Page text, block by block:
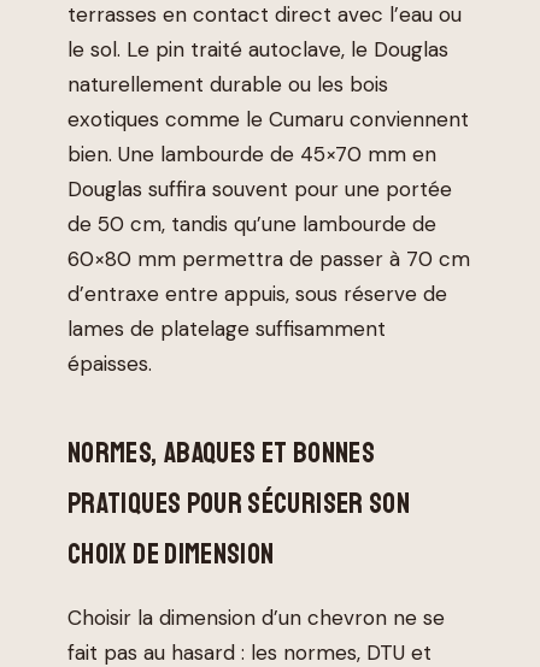
terrasses en contact direct avec l’eau ou
le sol. Le pin traité autoclave, le Douglas
naturellement durable ou les bois
exotiques comme le Cumaru conviennent
bien. Une lambourde de 45×70 mm en
Douglas suffira souvent pour une portée
de 50 cm, tandis qu’une lambourde de
60×80 mm permettra de passer à 70 cm
d’entraxe entre appuis, sous réserve de
lames de platelage suffisamment
épaisses.
NORMES, ABAQUES ET BONNES
PRATIQUES POUR SÉCURISER SON
CHOIX DE DIMENSION
Choisir la dimension d’un chevron ne se
fait pas au hasard : les normes, DTU et